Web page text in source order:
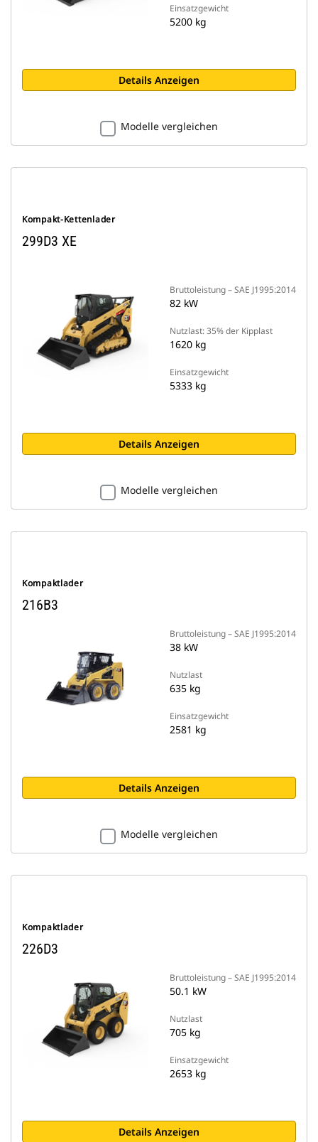
Einsatzgewicht
5200 kg
Details Anzeigen
Modelle vergleichen
Kompakt-Kettenlader
299D3 XE
Bruttoleistung – SAE J1995:2014
82 kW
Nutzlast: 35% der Kipplast
1620 kg
Einsatzgewicht
5333 kg
Details Anzeigen
Modelle vergleichen
Kompaktlader
216B3
Bruttoleistung – SAE J1995:2014
38 kW
Nutzlast
635 kg
Einsatzgewicht
2581 kg
Details Anzeigen
Modelle vergleichen
Kompaktlader
226D3
Bruttoleistung – SAE J1995:2014
50.1 kW
Nutzlast
705 kg
Einsatzgewicht
2653 kg
Details Anzeigen